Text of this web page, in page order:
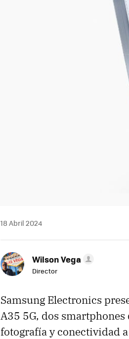
18 Abril 2024
Wilson Vega
Director
Samsung Electronics
A35 5G, dos
fotografía y conectividad